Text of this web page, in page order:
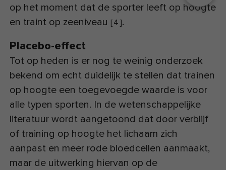
op het moment dat de sporter leeft op hoogte
en traint op zeeniveau [4].
Placebo-effect
Tot op heden is er nog te weinig onderzoek
bekend om echt duidelijk te stellen dat trainen
op hoogte een toegevoegde waarde is voor
alle typen sporten. In de wetenschappelijke
literatuur wordt aangetoond dat door verblijf
of training op hoogte het lichaam zich
aanpast en meer rode bloedcellen aanmaakt,
maar de uitwerking hiervan op de